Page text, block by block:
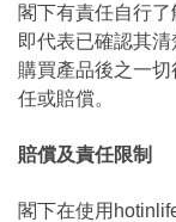
閣下有責任自行
即代表已確認其
購買產品後之一
任或賠償。
賠償及責任限制
閣下在使用